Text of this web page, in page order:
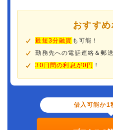
おすすめ
最短3分融資 も可能！
勤務先への電話連絡＆郵
30日間の利息が0円 ！
借入可能か1